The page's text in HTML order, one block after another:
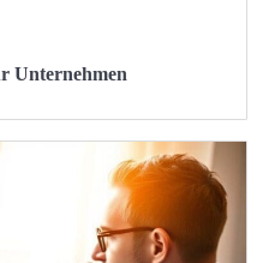
Unternehmen